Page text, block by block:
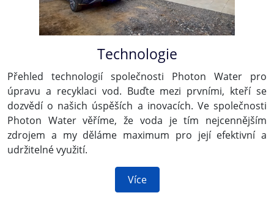
Technologie
Přehled technologií společnosti Photon Water pro
úpravu a recyklaci vod. Buďte mezi prvními, kteří se
dozvědí o našich úspěších a inovacích. Ve společnosti
Photon Water věříme, že voda je tím nejcennějším
zdrojem a my děláme maximum pro její efektivní a
udržitelné využití.
Více